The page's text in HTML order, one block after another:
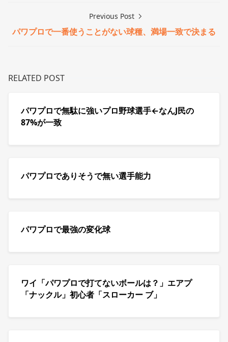
Previous Post
パワプロで一番使うことがない球種、満場一致で決まる
RELATED POST
パワプロで無駄に強いプロ野球選手←なんJ民の
87%が一致
パワプロでありそうで無い選手能力
パワプロで最強の変化球
ワイ「パワプロで打てないボールは？」エアプ
「ナックル」初心者「スローカー ブ」